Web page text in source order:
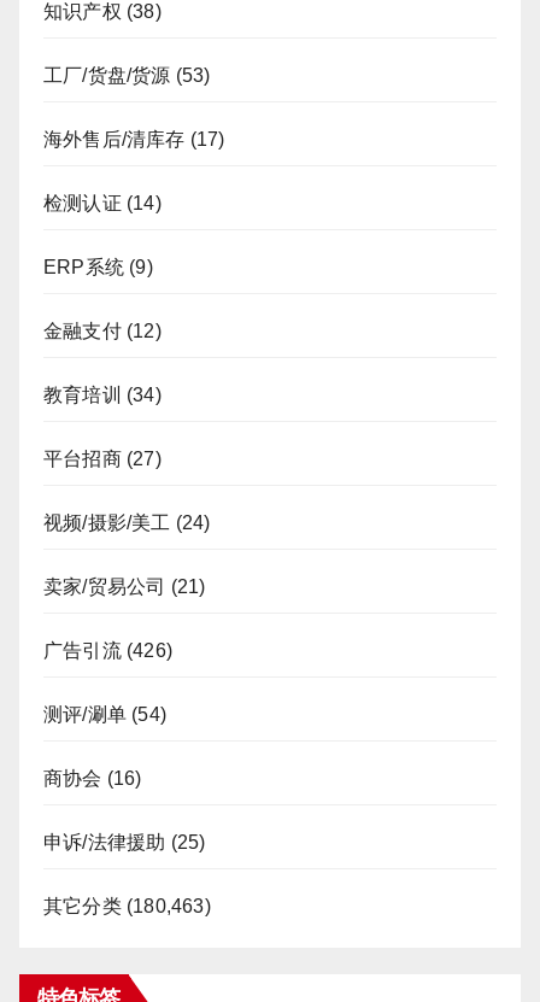
知识产权 (38)
工厂/货盘/货源 (53)
海外售后/清库存 (17)
检测认证 (14)
ERP系统 (9)
金融支付(12)
教育培训 (34)
平台招商(27)
视频/摄影/美工 (24)
卖家/贸易公司 (21)
广告引流(426)
测评/涮单 (54)
商协会 (16)
申诉/法律援助 (25)
其它分类(180,463)